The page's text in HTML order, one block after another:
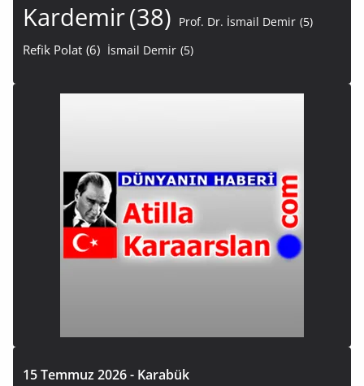
Kardemir(38) Prof. Dr. İsmail Demir (5)
Refik Polat (6) İsmail Demir (5)
15 Temmuz 2026 - Karabük